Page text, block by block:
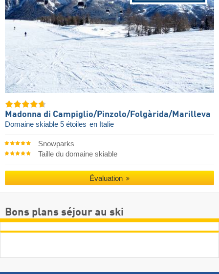
Madonna di Campiglio/​Pinzolo/​Folgàrida/​Marilleva
Domaine skiable 5 étoiles en Italie
Snowparks
Taille du domaine skiable
Évaluation
Bons plans séjour au ski